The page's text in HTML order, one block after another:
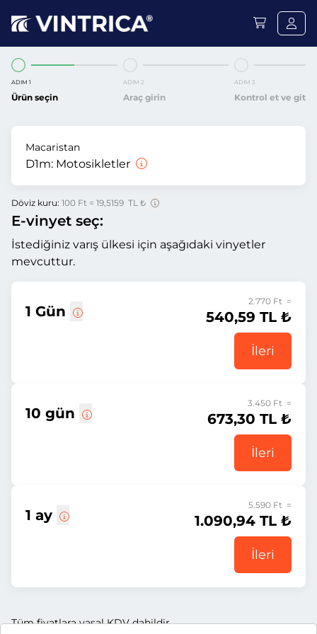
ADIM 1
Ürün seçin
ADIM 2
Araç girin
ADIM 3
Kontrol et ve git
Macaristan
D1m: Motosikletler
Döviz kuru: 100 Ft = 19,5159 TL ₺
E-vinyet seç:
İstediğiniz varış ülkesi için aşağıdaki vinyetler
mevcuttur.
1 Gün
2.770 Ft =
540,59 TL ₺
İleri
10 gün
3.450 Ft =
673,30 TL ₺
İleri
1 ay
5.590 Ft =
1.090,94 TL ₺
İleri
Tüm fiyatlara yasal KDV dahildir.